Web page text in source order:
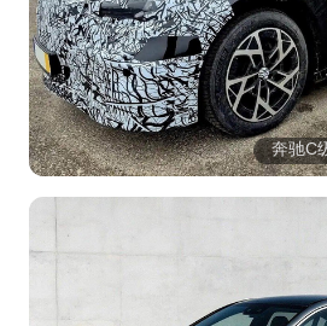
奔驰C